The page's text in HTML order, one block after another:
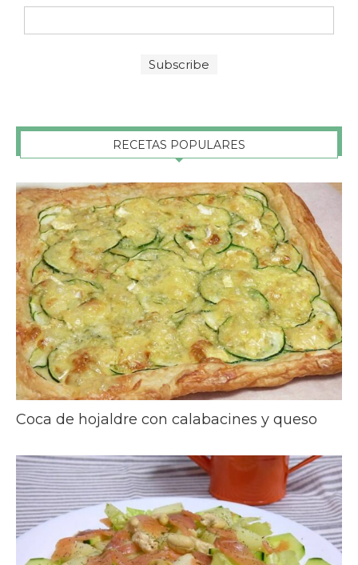
RECETAS POPULARES
Coca de hojaldre con calabacines y queso